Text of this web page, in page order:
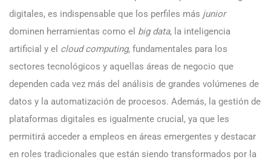
digitales, es indispensable que los perfiles más junior
dominen herramientas como el big data, la inteligencia
artificial y el cloud computing, fundamentales para los
sectores tecnológicos y aquellas áreas de negocio que
dependen cada vez más del análisis de grandes volúmenes de
datos y la automatización de procesos. Además, la gestión de
plataformas digitales es igualmente crucial, ya que les
permitirá acceder a empleos en áreas emergentes y destacar
en roles tradicionales que están siendo transformados por la